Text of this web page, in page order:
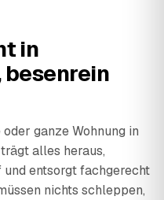
in
ganze Wohnung in
alles heraus,
entsorgt fachgerecht
nichts schleppen,